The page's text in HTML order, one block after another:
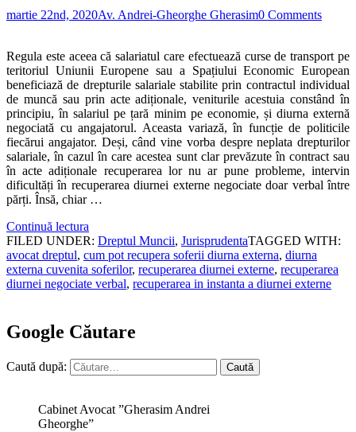
martie 22nd, 2020Av. Andrei-Gheorghe Gherasim0 Comments
Regula este aceea că salariatul care efectuează curse de transport pe
teritoriul Uniunii Europene sau a Spațiului Economic European
beneficiază de drepturile salariale stabilite prin contractul individual
de muncă sau prin acte adiționale, veniturile acestuia constând în
principiu, în salariul pe țară minim pe economie, și diurna externă
negociată cu angajatorul. Aceasta variază, în funcție de politicile
fiecărui angajator. Deși, când vine vorba despre neplata drepturilor
salariale, în cazul în care acestea sunt clar prevăzute în contract sau
în acte adiționale recuperarea lor nu ar pune probleme, intervin
dificultăți în recuperarea diurnei externe negociate doar verbal între
părți. Însă, chiar …
Continuă lectura
FILED UNDER: Dreptul Muncii, JurisprudentaTAGGED WITH:
avocat dreptul, cum pot recupera soferii diurna externa, diurna
externa cuvenita soferilor, recuperarea diurnei externe, recuperarea
diurnei negociate verbal, recuperarea in instanta a diurnei externe
Google Căutare
Caută după:
Cabinet Avocat ”Gherasim Andrei
Gheorghe”